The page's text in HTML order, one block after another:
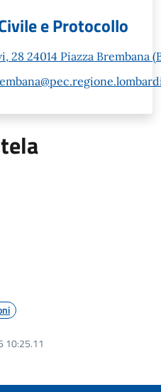
e Protocollo
28 24014 Piazza Brembana
10:25.11